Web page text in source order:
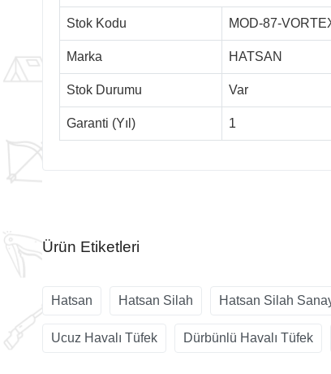
Stok Kodu MOD-87-
Marka HATSAN
Stok Durumu Var
Garanti (Yıl) 1
Ürün Etiketleri
Hatsan Hatsan Silah Hatsan Silah
Ucuz Havalı Tüfek Dürbünlü Havalı Tüfek